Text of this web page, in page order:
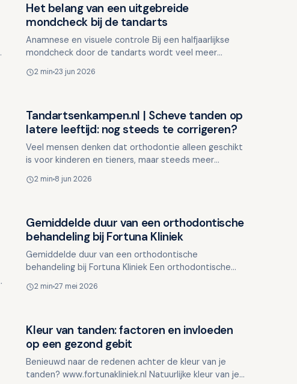
Overig nieuws
Het belang van een uitgebreide
mondcheck bij de tandarts
Anamnese en visuele controle Bij een halfjaarlijkse
mondcheck door de tandarts wordt veel meer
deze uitgeb…
2 min23 jun 2026
Overig nieuws
Tandartsenkampen.nl | Scheve tanden op
latere leeftijd: nog steeds te corrigeren?
Veel mensen denken dat orthodontie alleen geschikt
is voor kinderen en tieners, maar steeds meer
doen aan hun s…
2 min 8 jun 2026
Overig nieuws
Gemiddelde duur van een orthodontische
behandeling bij Fortuna Kliniek
Gemiddelde duur van een orthodontische
behandeling bij Fortuna Kliniek Een orthodontische
essentieel belang…
2 min27 mei 2026
Overig nieuws
Kleur van tanden: factoren en invloeden
op een gezond gebit
Benieuwd naar de redenen achter de kleur van je
tanden? www.fortunakliniek.nl Natuurlijke kleur van je